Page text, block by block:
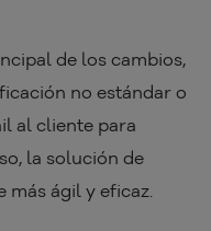
de los cambios,
no estándar o
al cliente para
la solución de
ágil y eficaz.